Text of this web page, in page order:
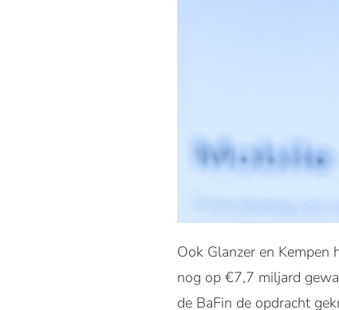
Ook Glanzer en
nog op €7,7 miljard
de BaFin de opdracht